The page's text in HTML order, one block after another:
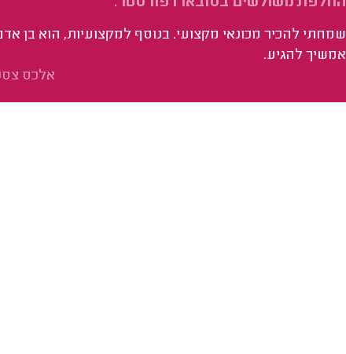
שמחתי להכיר מכונאי מקצועי. בנוסף למקצועיות, הוא בן
אמשיך להגיע.
אלכס